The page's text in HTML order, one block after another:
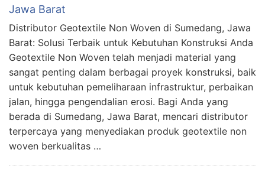
Jawa Barat
Distributor Geotextile Non Woven di Sumedang, Jawa
Barat: Solusi Terbaik untuk Kebutuhan Konstruksi Anda
Geotextile Non Woven telah menjadi material yang
sangat penting dalam berbagai proyek konstruksi, baik
untuk kebutuhan pemeliharaan infrastruktur, perbaikan
jalan, hingga pengendalian erosi. Bagi Anda yang
berada di Sumedang, Jawa Barat, mencari distributor
terpercaya yang menyediakan produk geotextile non
woven berkualitas …